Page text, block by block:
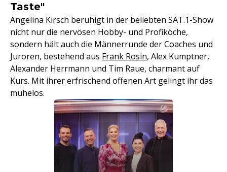
Taste"
Angelina Kirsch beruhigt in der beliebten SAT.1-Show
nicht nur die nervösen Hobby- und Profiköche,
sondern hält auch die Männerrunde der Coaches und
Juroren, bestehend aus Frank Rosin, Alex Kumptner,
Alexander Herrmann und Tim Raue, charmant auf
Kurs. Mit ihrer erfrischend offenen Art gelingt ihr das
mühelos.